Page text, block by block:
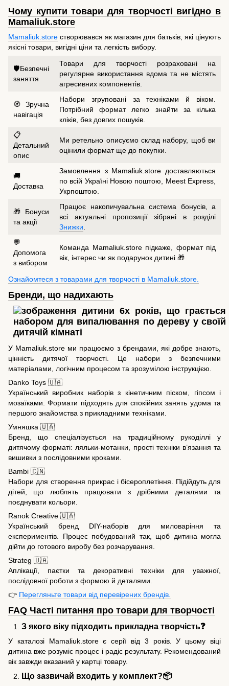
Чому купити товари для творчості вигідно в
Mamaliuk.store
Mamaliuk.store створювався як магазин для батьків, які цінують
якісні товари, вигідні ціни та легкість вибору.
🛡️Безпечні
заняття
Товари для творчості розраховані на
регулярне використання вдома та не містять
агресивних компонентів.
🧭Зручна
навігація
Набори згруповані за техніками й віком.
Потрібний формат легко знайти за кілька
кліків, без довгих пошуків.
📋
Детальний
опис
Ми ретельно описуємо склад набору, щоб ви
оцінили формат ще до покупки.
🚚
Доставка
Замовлення з Mamaliuk.store доставляються
по всій Україні Новою поштою, Meest Express,
Укрпоштою.
🎁Бонуси
та акції
Працює накопичувальна система бонусів, а
всі актуальні пропозиції зібрані в розділі
Знижки
💬
Допомога
з вибором
Команда Mamaliuk.store підкаже, формат під
вік, інтерес чи як подарунок дитині 🎁
Ознайомтеся з товарами для творчості в Mamaliuk.store.
Бренди, що надихають
У Mamaliuk.store ми працюємо з брендами, які добре знають,
цінність дитячої творчості. Це набори з безпечними
матеріалами, логічним процесом та зрозумілою інструкцією.
Danko Toys 🇺🇦
Український виробник наборів з кінетичним піском, гіпсом і
мозаїками. Формати підходять для спокійних занять удома та
першого знайомства з прикладними техніками.
Умняшка 🇺🇦
Бренд, що спеціалізується на традиційному рукоділлі у
дитячому форматі: ляльки-мотанки, прості техніки в’язання та
вишивки з послідовними кроками.
Bambi 🇨🇳
Набори для створення прикрас і бісероплетіння. Підійдуть для
дітей, що люблять працювати з дрібними деталями та
поєднувати кольори.
Ranok Creative 🇺🇦
Український бренд DIY-наборів для миловаріння та
експериментів. Процес побудований так, щоб дитина могла
дійти до готового виробу без розчарування.
Strateg 🇺🇦
Аплікації, паєтки та декоративні техніки для уважної,
послідовної роботи з формою й деталями.
👉 Перегляньте товари від перевірених брендів.
FAQ Часті питання про товари для творчості
З якого віку підходить прикладна творчість❓
У каталозі Mamaliuk.store є серії від 3 років. У цьому віці
дитина вже розуміє процес і радіє результату. Рекомендований
вік завжди вказаний у картці товару.
Що зазвичай входить у комплект?📦